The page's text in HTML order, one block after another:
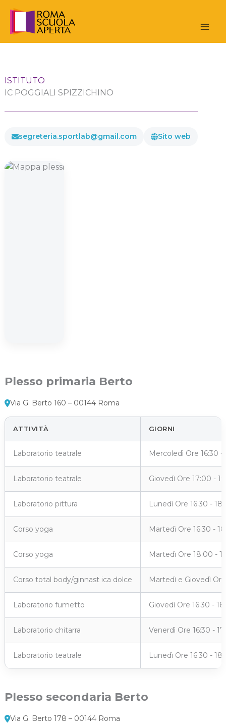
contenuto
ISTITUTO
IC POGGIALI SPIZZICHINO
segreteria.sportlab@gmail.com Sito web
Plesso primaria Berto
Via G. Berto 160 – 00144 Roma
ATTIVITÀ GIORNI
Laboratorio teatrale Mercoledì Ore 16:30 -
Laboratorio teatrale Giovedì Ore 17:00 -
Laboratorio pittura Lunedì Ore 16:30 -
Corso yoga Martedì Ore 16:30 -
Corso yoga Martedì Ore 18:00 -
Corso total body/ginnast ica dolce Martedì e Giovedì
Laboratorio fumetto Giovedì Ore 16:30 -
Laboratorio chitarra Venerdì Ore 16:30 -
Laboratorio teatrale Lunedì Ore 16:30 -
Plesso secondaria Berto
Via G. Berto 178 – 00144 Roma